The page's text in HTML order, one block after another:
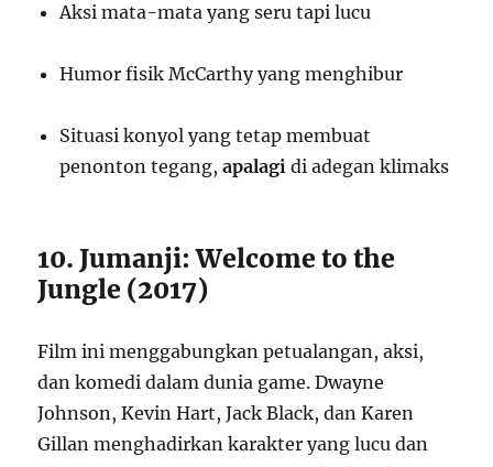
Aksi mata-mata yang seru tapi lucu
Humor fisik McCarthy yang menghibur
Situasi konyol yang tetap membuat
penonton tegang,apalagi di adegan klimaks
10. Jumanji: Welcome to the
Jungle (2017)
Film ini menggabungkan petualangan, aksi,
dan komedi dalam dunia game. Dwayne
Johnson, Kevin Hart, Jack Black, dan Karen
Gillan menghadirkan karakter yang lucu dan